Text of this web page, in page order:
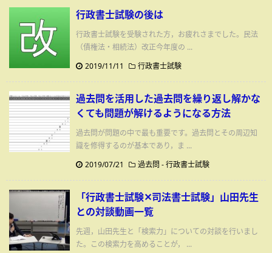
行政書士試験の後は
行政書士試験を受験された方，お疲れさまでした。民法
（債権法・相続法）改正今年度の ...
2019/11/11
行政書士試験
過去問を活用した過去問を繰り返し解かな
くても問題が解けるようになる方法
過去問が問題の中で最も重要です。過去問とその周辺知
識を修得するのが基本であり，ま ...
2019/07/21
過去問 -行政書士試験
「行政書士試験✕司法書士試験」山田先生
との対談動画一覧
先週，山田先生と「検索力」についての対談を行いまし
た。この検索力を高めることが， ...